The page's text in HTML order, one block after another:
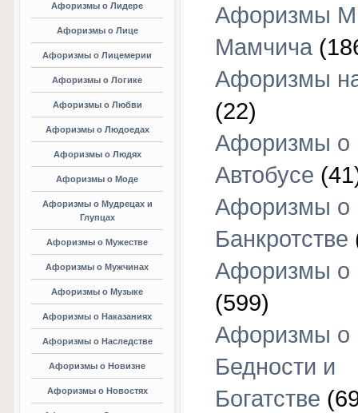
Афоризмы о Лидере
Афоризмы о Лице
Афоризмы о Лицемерии
Афоризмы о Логике
Афоризмы о Любви
Афоризмы о Людоедах
Афоризмы о Людях
Афоризмы о Моде
Афоризмы о Мудрецах и
Глупцах
Афоризмы о Мужестве
Афоризмы о Мужчинах
Афоризмы о Музыке
Афоризмы о Наказаниях
Афоризмы о Наследстве
Афоризмы о Новизне
Афоризмы о Новостях
Афоризмы
Мамчича
Афоризмы
(22)
Афоризмы о
Автобусе
Афоризмы о
Банкротстве
Афоризмы о
(599)
Афоризмы о
Бедности и
Богатстве